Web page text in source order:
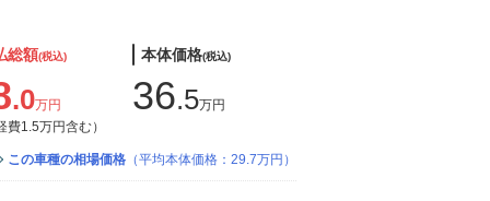
総額(税込)
.0万円
費1.5万円含む）
本体価格(税込)
36.5万円
この車種の相場価格 （平均本体価格：29.7万円）